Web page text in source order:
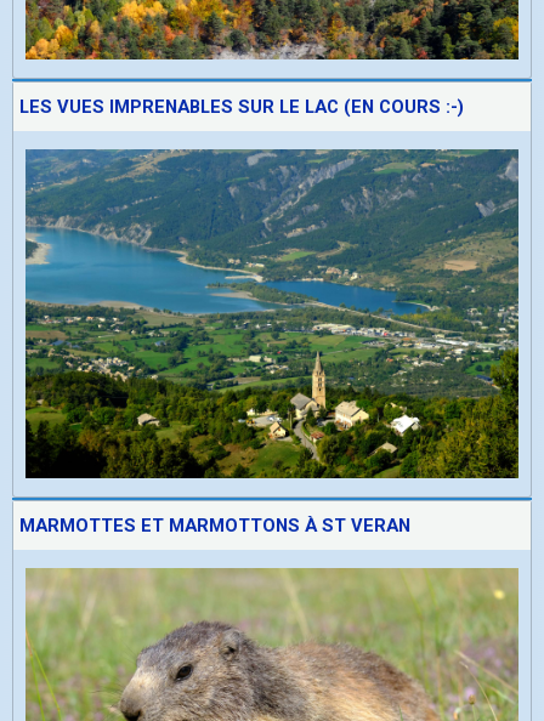
LES VUES IMPRENABLES SUR LE LAC (EN COURS :-)
MARMOTTES ET MARMOTTONS À ST VERAN